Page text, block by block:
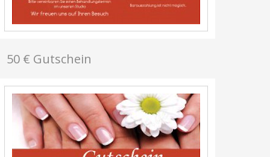
50 € Gutschein